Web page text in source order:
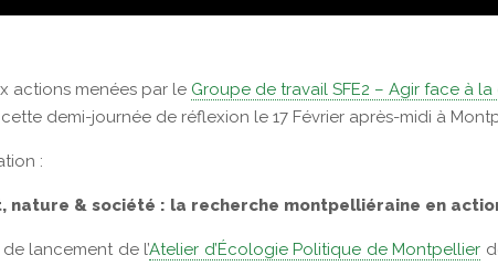
actions menées par le Groupe de travail SFE2 – Agir face à
demi-journée de réflexion le 17 Février après-midi à
:
nature & société : la recherche montpelliéraine en
lancement de l’Atelier d’Écologie Politique de Montpellier